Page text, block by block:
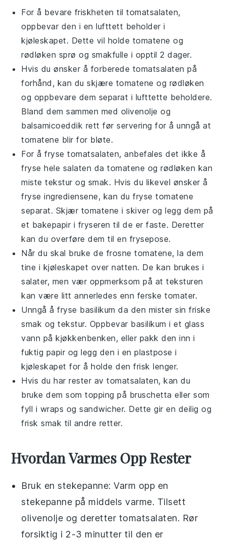
For å bevare friskheten tiltomatsalaten,
oppbevar den i en lufttett beholder i
kjøleskapet. Dette vil holde tomatene og
rødløken sprø og smakfulle i opptil 2 dager.
Hvis du ønsker å forberede tomatsalaten på
forhånd, kan du skjære tomatene og rødløken
og oppbevare dem separat i lufttette beholdere.
Bland dem sammen med olivenolje og
balsamicoeddik rett før servering for å unngå at
tomatene blir for bløte.
For å frysetomatsalaten, anbefales det ikke å
fryse hele salaten datomatene ogrødløken kan
miste tekstur og smak. Hvis du likevel ønsker å
fryse ingrediensene, kan du frysetomatene
separat. Skjær tomatene i skiver og legg dem på
et bakepapir i fryseren til de er faste. Deretter
kan du overføre dem til en frysepose.
Når du skal bruke de frosnetomatene, la dem
tine i kjøleskapet over natten. De kan brukes i
salater, men vær oppmerksom på at teksturen
kan være litt annerledes enn fersketomater.
Unngå å fryse basilikum da den mister sin friske
smak og tekstur. Oppbevar basilikum i et glass
vann på kjøkkenbenken, eller pakk den inn i
fuktig papir og legg den i en plastpose i
kjøleskapet for å holde den frisk lenger.
Hvis du har rester avtomatsalaten, kan du
bruke dem som topping på bruschetta eller som
fyll i wraps ogsandwicher. Dette gir en deilig og
frisk smak til andre retter.
Hvordan Varmes Opp Rester
Bruk en stekepanne: Varm opp en
stekepanne på middels varme. Tilsett
olivenolje og deretter tomatsalaten. Rør
forsiktig i 2-3 minutter til den er